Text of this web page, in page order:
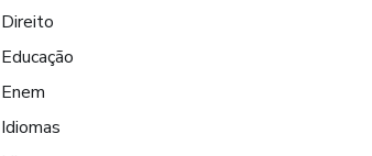
Direito
Educação
Enem
Idiomas